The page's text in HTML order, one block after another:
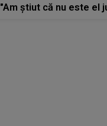
"Am știut că nu este el